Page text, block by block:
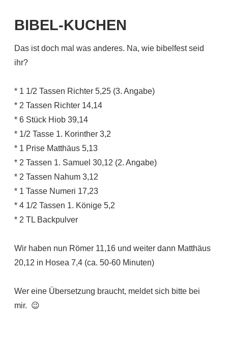
BIBEL-KUCHEN
Das ist doch mal was anderes. Na, wie bibelfest seid
ihr?
* 1 1/2 Tassen Richter 5,25 (3. Angabe)
* 2 Tassen Richter 14,14
* 6 Stück Hiob 39,14
* 1/2 Tasse 1. Korinther 3,2
* 1 Prise Matthäus 5,13
* 2 Tassen 1. Samuel 30,12 (2. Angabe)
* 2 Tassen Nahum 3,12
* 1 Tasse Numeri 17,23
* 4 1/2 Tassen 1. Könige 5,2
* 2 TL Backpulver
Wir haben nun Römer 11,16 und weiter dann Matthäus
20,12 in Hosea 7,4 (ca. 50-60 Minuten)
Wer eine Übersetzung braucht, meldet sich bitte bei
mir. 😉